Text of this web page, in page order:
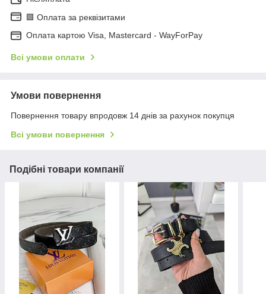
🟩 Оплата за реквізитами
Оплата картою Visa, Mastercard - WayForPay
Всі умови оплати
Умови повернення
Повернення товару впродовж 14 днів за рахунок покупця
Всі умови повернення
Подібні товари компанії